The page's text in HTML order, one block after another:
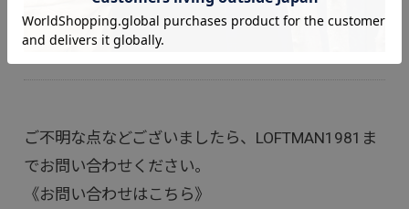
ご不明な点などございましたら、LOFTMAN1981ま
でお問い合わせください。
《お問い合わせはこちら》